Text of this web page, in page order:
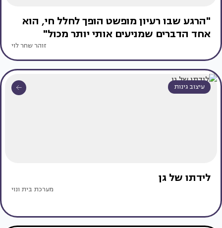
"הרגע שבו רעיון מופשט הופך לחלל חי, הוא
אחד הדברים שמניעים אותי יותר מכול"
זוהר שחר לוי
עיצוב גינות
לידתו של גן
מערכת בית ונוי